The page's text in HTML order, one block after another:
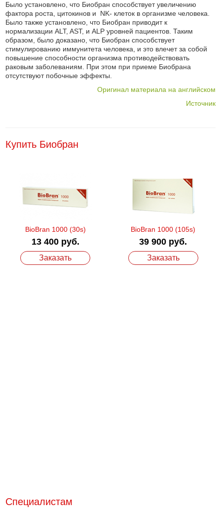
Было установлено, что Биобран способствует увеличению
фактора роста, цитокинов и NK- клеток в организме человека.
Было также установлено, что Биобран приводит к
нормализации ALT, AST, и ALP уровней пациентов. Таким
образом, было доказано, что Биобран способствует
стимулированию иммунитета человека, и это влечет за собой
повышение способности организма противодействовать
раковым заболеваниям. При этом при приеме Биобрана
отсутствуют побочные эффекты.
Оригинал материала на английском
Источник
Купить Биобран
BioBran 1000 (30s)
13 400 руб.
Заказать
BioBran 1000 (105s)
39 900 руб.
Заказать
Специалистам